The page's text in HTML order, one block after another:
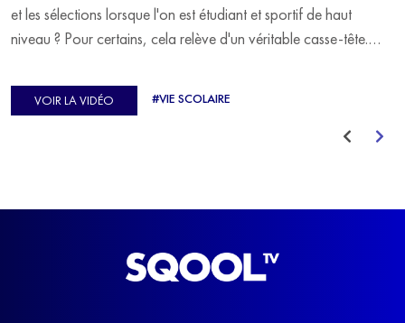
et les sélections lorsque l'on est étudiant et sportif de haut
niveau ? Pour certains, cela relève d'un véritable casse-tête.
d'Europe de Horse-ball, qui a failli abandonner ses études
avant de trouver un nouvel équilibre.
VOIR LA VIDÉO #VIE SCOLAIRE